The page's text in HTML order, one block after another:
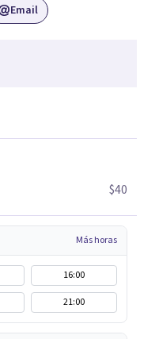
Email
$40
Más horas
16:00
21:00